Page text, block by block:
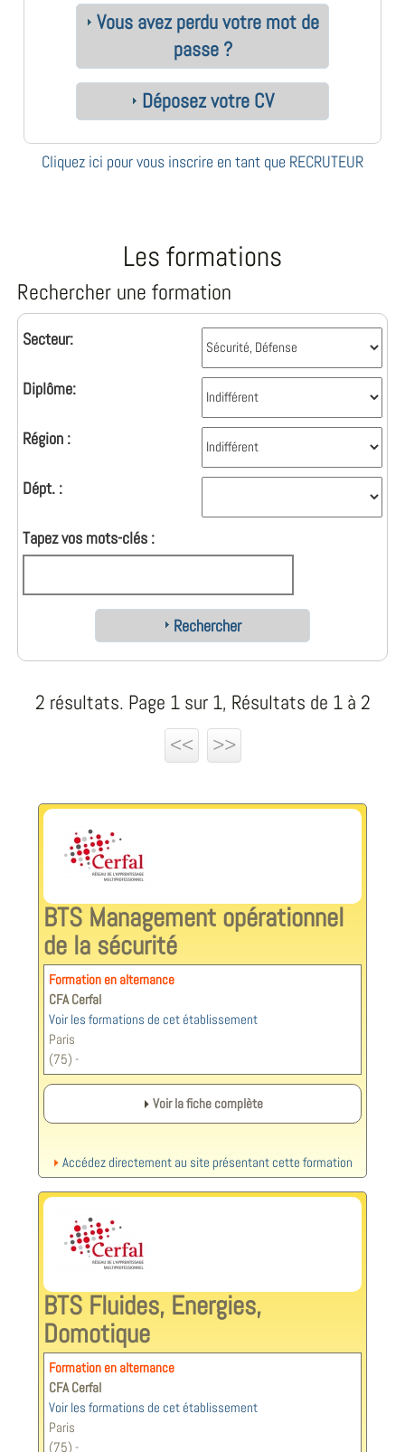
Vous avez perdu votre mot de
passe ?
Déposez votre CV
Cliquez ici pour vous inscrire en tant que RECRUTEUR
Les formations
Rechercher une formation
Secteur:
Diplôme:
Région :
Dépt. :
Tapez vos mots-clés :
Rechercher
2 résultats. Page 1 sur 1, Résultats de 1 à 2
<<
>>
BTS Management opérationnel
de la sécurité
Formation en alternance
CFA Cerfal
Voir les formations de cet établissement
Paris
(75) -
Voir la fiche complète
Accédez directement au site présentant cette formation
BTS Fluides, Energies,
Domotique
Formation en alternance
CFA Cerfal
Voir les formations de cet établissement
Paris
(75) -